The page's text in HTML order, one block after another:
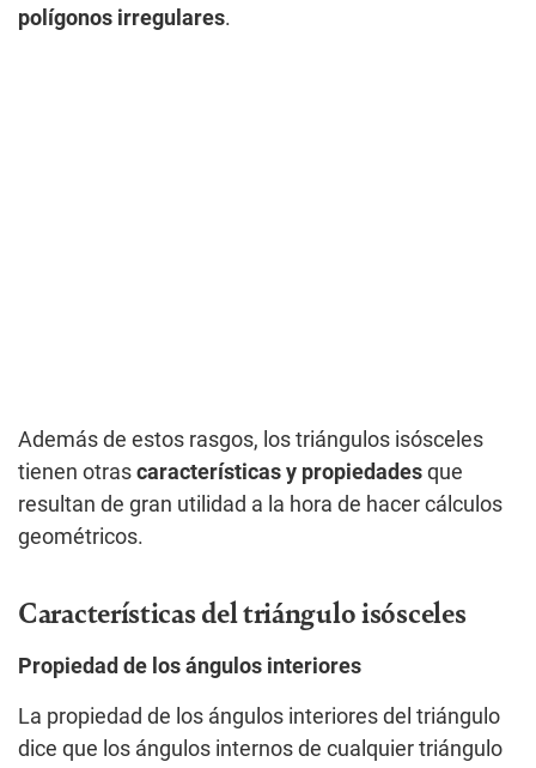
polígonos irregulares.
Además de estos rasgos, los triángulos isósceles
tienen otras características y propiedades que
resultan de gran utilidad a la hora de hacer cálculos
geométricos.
Características del triángulo isósceles
Propiedad de los ángulos interiores
La propiedad de los ángulos interiores del triángulo
dice que los ángulos internos de cualquier triángulo